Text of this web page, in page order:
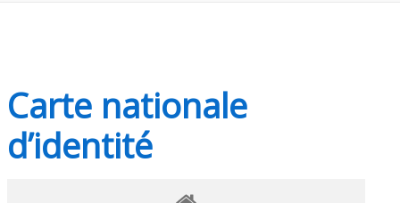
Carte nationale
d’identité